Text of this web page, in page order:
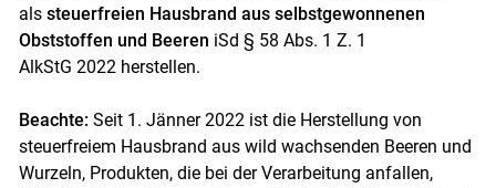
als steuerfreien Hausbrand aus selbstgewonnenen
Obststoffen und Beeren iSd § 58 Abs. 1 Z. 1
AlkStG 2022 herstellen.
Beachte:Seit 1. Jänner 2022 ist die Herstellung von
steuerfreiem Hausbrand aus wild wachsenden Beeren und
Wurzeln, Produkten, die bei der Verarbeitung anfallen,